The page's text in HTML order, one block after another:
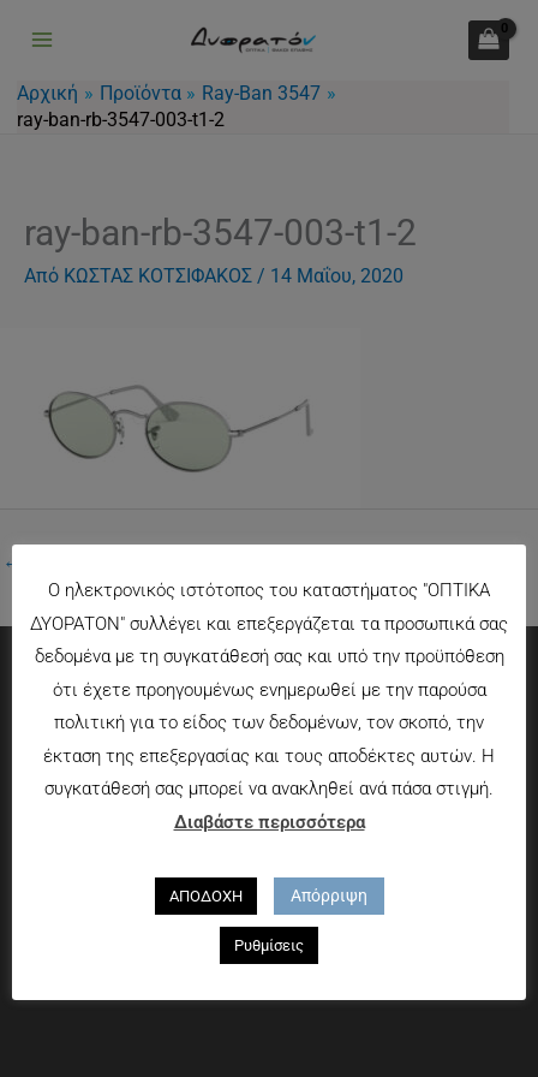
περιεχόμενο
Αρχική Προϊόντα
Ray-Ban 3547
ray-ban-rb-3547-003-t1-2
ray-ban-rb-3547-003-t1-2
Από ΚΩΣΤΑΣ ΚΟΤΣΙΦΑΚΟΣ / 14 Μαΐου, 2020
←
Πληροφορίες
Τρόποι πληρωμής
Τρόποι αποστολής
Πολιτική επιστροφών
Που θα μας βρείτε
Χαροκόπου 13-15, Αθήνα 176 72
Ο ηλεκτρονικός ιστότοπος του καταστήματος "ΟΠΤΙΚΑ
ΔΥΟΡΑΤΟΝ" συλλέγει και επεξεργάζεται τα προσωπικά σας
δεδομένα με τη συγκατάθεσή σας και υπό την προϋπόθεση
ότι έχετε προηγουμένως ενημερωθεί με την παρούσα
πολιτική για το είδος των δεδομένων, τον σκοπό, την
έκταση της επεξεργασίας και τους αποδέκτες αυτών. Η
συγκατάθεσή σας μπορεί να ανακληθεί ανά πάσα στιγμή.
Διαβάστε περισσότερα
ΑΠΟΔΟΧΗ Απόρριψη
Ρυθμίσεις